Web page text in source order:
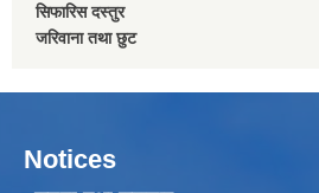
सिफारिस दस्तुर
जरिवाना तथा छुट
Notices